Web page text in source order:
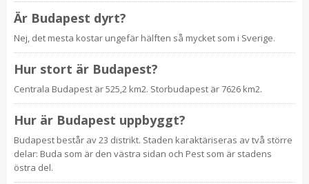
Är Budapest dyrt?
Nej, det mesta kostar ungefär hälften så mycket som i Sverige.
Hur stort är Budapest?
Centrala Budapest är 525,2 km2. Storbudapest är 7626 km2.
Hur är Budapest uppbyggt?
Budapest består av 23 distrikt. Staden karaktäriseras av två större
delar: Buda som är den västra sidan och Pest som är stadens
östra del.